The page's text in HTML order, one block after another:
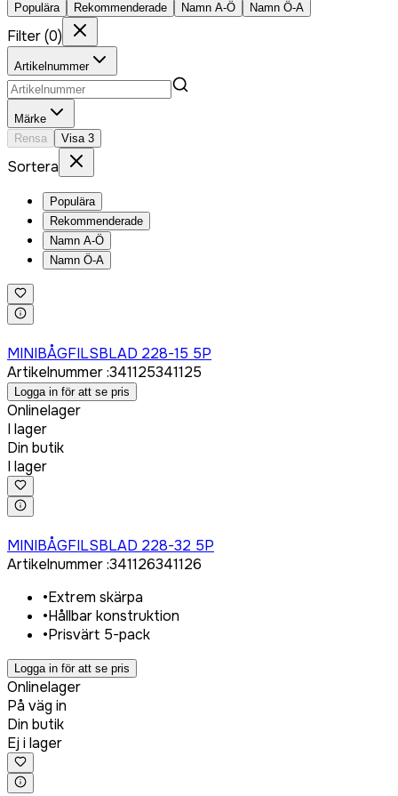
Populära Rekommenderade Namn A-Ö Namn Ö-A
Filter(0)
Artikelnummer
Märke
Rensa
Visa 3
Sortera
Populära
Rekommenderade
Namn A-Ö
Namn Ö-A
MINIBÅGFILSBLAD 228-15 5P
Artikelnummer:341125341125
Logga in för att se pris
Onlinelager
I lager
Din butik
I lager
MINIBÅGFILSBLAD 228-32 5P
Artikelnummer:341126341126
•Extrem skärpa
•Hållbar konstruktion
•Prisvärt 5-pack
Logga in för att se pris
Onlinelager
På väg in
Din butik
Ej i lager